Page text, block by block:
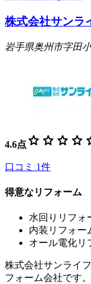
株式会社サンラ
岩手県奥州市字田
4.6点 star star star star
口コミ 1件
得意なリフォーム
水回りリフォ
内装リフォー
オール電化リ
株式会社サンライ
フォーム会社です